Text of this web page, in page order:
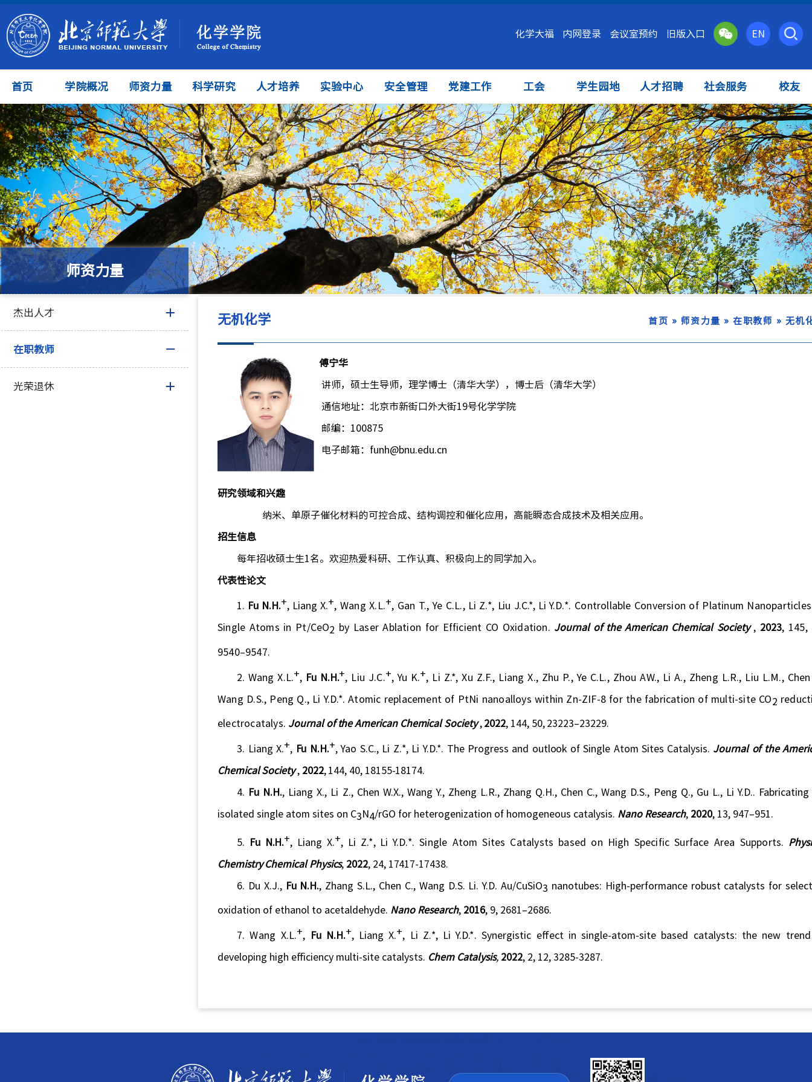
首页 学院概况 师资力量 科学研究 人才培养 实验中心 安全管理 党建工作 工会 学生园地 人才招聘 社会服务 校友
化学大福 内网登录 会议室预约 旧版入口 EN
师资力量
杰出人才
在职教师
光荣退休
无机化学 首页 » 师资力量 »在职教师 » 无机
傅宁华
讲师，硕士生导师， 理学博士（清华大学），博士后（清华大学）
通信地址：北京市新街口外大街19号化学学院
邮编： 100875
电子邮箱： funh@bnu.edu.cn
研究领域和兴趣
纳米、单原子催化材料的可控合成、结构调控和催化应用 ， 高能瞬态合成技术及相关应用。
招生信息
每年招收硕士生1 名。欢迎热爱科研、工作认真、积极向上的同学加入 。
代表性论文
1. Fu N .H.+, Liang X.+, Wang X.L.+, Gan T., Ye C.L., Li Z.*, Liu J.C.*, Li Y.D.*. Controllable Conversion of Platinum
Single Atoms in Pt/CeO2 by Laser Ablation for Efficient CO Oxidation. Journal of the American Chemical Society , 2023, 145,
9540–9547
2. Wang X.L. + Fu N .H.+ , Liu J.C. + , Yu K. + , Li Z.*, Xu Z.F., Liang X., Zhu P., Ye C.L., Zhou AW., Li A., Zheng L.R., Liu L.M., Chen
Wang D.S., Peng Q., Li Y.D.*. Atomic replacement of PtNi nanoalloys within Zn-ZIF-8 for the fabrication of multi-site CO2
electrocatalys. Journal of the American Chemical Society 2022 , 144, 50, 23223–23229.
3. Liang X.+, Fu N .H.+,Yao S.C.,Li Z.*,Li Y.D.*. The Progress and outlook of Single Atom Sites Catalysis. Journal of the
Chemical Society ,2022, 144, 40, 18155-18174.
4. Fu N.H., Liang X., Li Z., Chen W.X., Wang Y., Zheng L.R., Zhang Q.H., Chen C., Wang D.S., Peng Q., Gu L.,Li Y.D.. Fabricating
isolated single atom sites on C3 N 4/rGO for heterogenization of homogeneous catalysis. Nano Research, 2020, 13, 947–951.
5. Fu N .H.+ Liang X. + Li Z * Li Y.D. * Single Atom Sites Catalysts based on High Specific Surface Area Supports P
ChemistryChemicalPhysics, 2022 24, 17417-17438.
6. Du X.J. FuN.H. , Zhang S.L. , Chen C. , Wang D.S. Li. Y.D. Au/CuSiO3 nanotubes: High-performance robust catalysts for
oxidation of ethanol to acetaldehyde. Nano Research, 2016, 9, 2681–2686
7.Wang X.L.+, Fu N .H.+, Liang X.+, Li Z.*, Li Y.D.*. Synergistic effect in single-atom-site based catalysts: the new
developing high efficiency multi-site catalysts. Chem Catalysis, 2022, 2, 12, 3285-3287.